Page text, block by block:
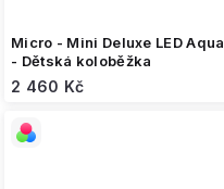
Micro - Mini Deluxe LED Aqua
- Dětská koloběžka
2 460 Kč